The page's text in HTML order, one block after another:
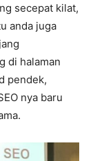
secepat kilat,
anda juga
di halaman
pendek,
nya baru